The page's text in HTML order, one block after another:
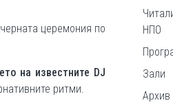
церемония по
на известните DJ
ритми.
НПО
Зали
Архив